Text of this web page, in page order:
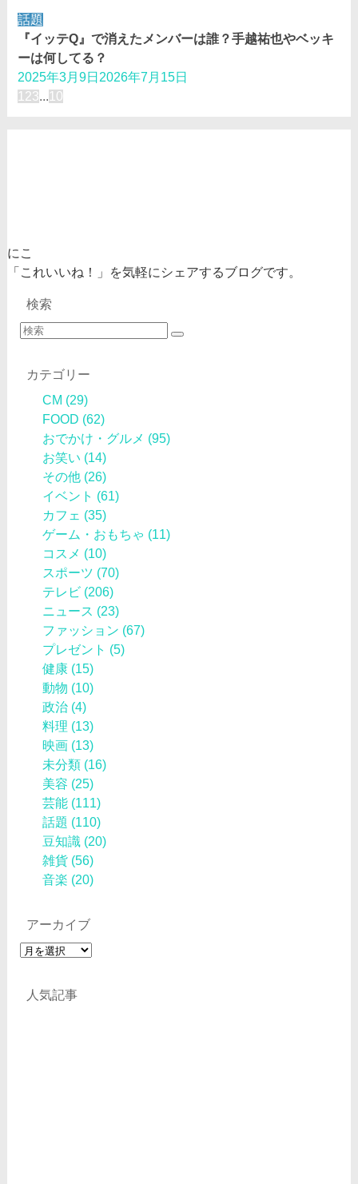
話題
『イッテQ』で消えたメンバーは誰？手越祐也やベッキ
ーは何してる？
2025年3月9日 2026年7月15日
1 23...10
にこ
「これいいね！」を気軽にシェアするブログです。
検索
カテゴリー
CM (29)
FOOD (62)
おでかけ・グルメ (95)
お笑い (14)
その他 (26)
イベント (61)
カフェ (35)
ゲーム・おもちゃ (11)
コスメ (10)
スポーツ (70)
テレビ (206)
ニュース (23)
ファッション (67)
プレゼント (5)
健康 (15)
動物 (10)
政治 (4)
料理 (13)
映画 (13)
未分類 (16)
美容 (25)
芸能 (111)
話題 (110)
豆知識 (20)
雑貨 (56)
音楽 (20)
アーカイブ
ア
人気記事